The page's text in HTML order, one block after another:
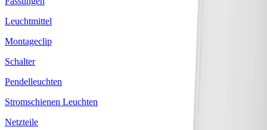
Leuchtmittel
Montageclip
Schalter
Pendelleuchten
Stromschienen Leuchten
Netzteile